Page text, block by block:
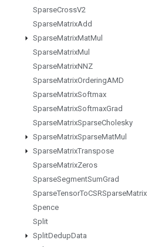
SparseCrossV2
SparseMatrixAdd
SparseMatrixMatMul
SparseMatrixMul
SparseMatrixNNZ
SparseMatrixOrderingAMD
SparseMatrixSoftmax
SparseMatrixSoftmaxGrad
SparseMatrixSparseCholesky
SparseMatrixSparseMatMul
SparseMatrixTranspose
SparseMatrixZeros
SparseSegmentSumGrad
SparseTensorToCSRSparseMatrix
Spence
Split
SplitDedupData